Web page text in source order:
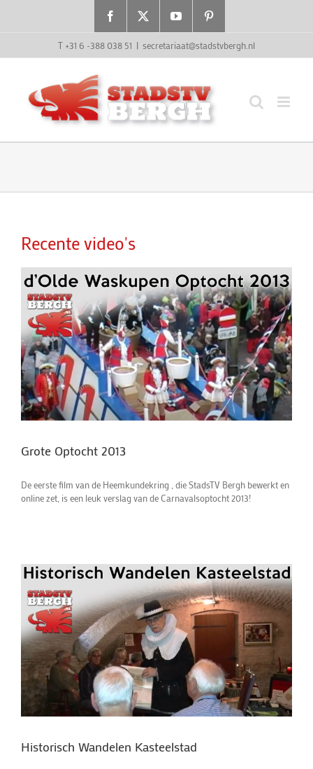
Facebook YouTube
T +31 6 -388 038 51 | secretariaat@stadstvbergh.nl
Recente video's
Grote Optocht 2013
De eerste film van de Heemkundekring , die StadsTV Bergh bewerkt en
online zet, is een leuk verslag van de Carnavalsoptocht 2013!
Historisch Wandelen Kasteelstad